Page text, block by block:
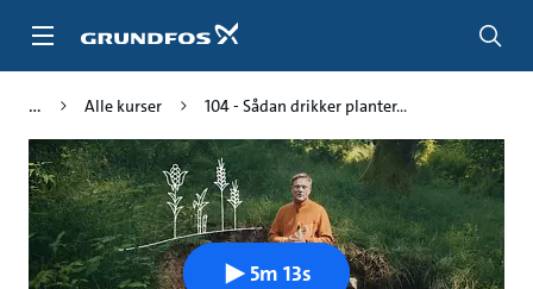
Alle kurser 104 - Sådan drikker planter...
5m 13s